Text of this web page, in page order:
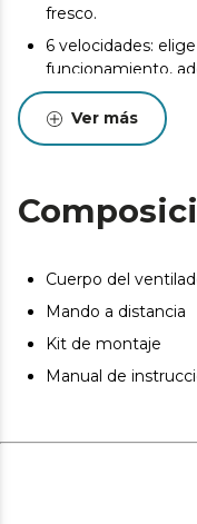
fresco.
6 velocidades:
funcionamiento,
aire a tus
Invierno/Verano: el
inversión de giro
de una agradable
el ventilador
Ver más
Cuerpo del
Mando a distancia
Kit de montaje
Manual de